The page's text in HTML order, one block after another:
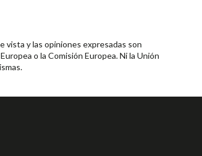
vista y las opiniones expresadas son
o la Comisión Europea. Ni la Unión